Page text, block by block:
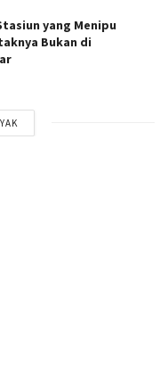
yang Menipu
Bukan di